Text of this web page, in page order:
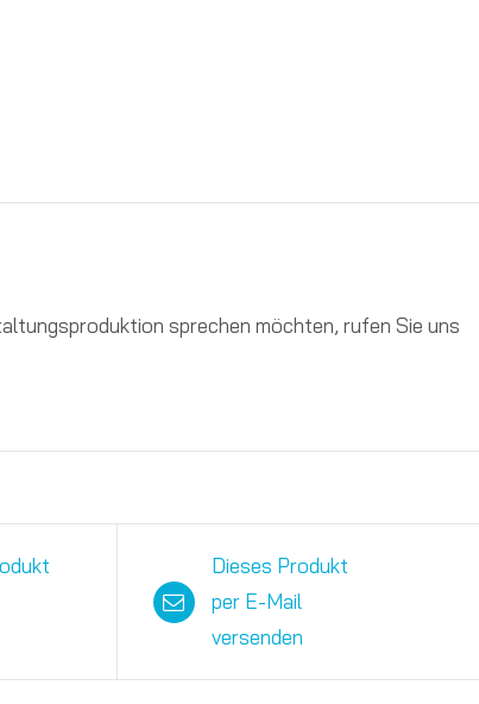
sprechen möchten, rufen Sie uns
Dieses Produkt
per E-Mail
versenden